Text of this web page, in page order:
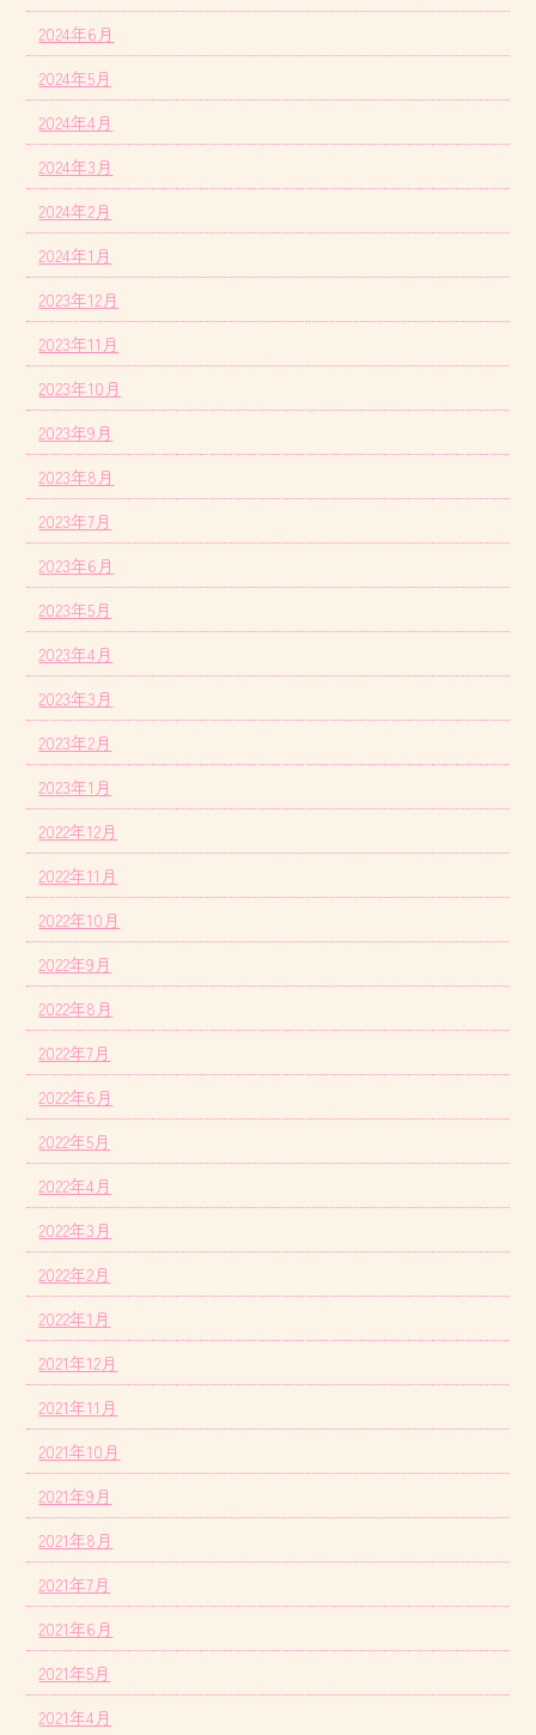
2024年6月
2024年5月
2024年4月
2024年3月
2024年2月
2024年1月
2023年12月
2023年11月
2023年10月
2023年9月
2023年8月
2023年7月
2023年6月
2023年5月
2023年4月
2023年3月
2023年2月
2023年1月
2022年12月
2022年11月
2022年10月
2022年9月
2022年8月
2022年7月
2022年6月
2022年5月
2022年4月
2022年3月
2022年2月
2022年1月
2021年12月
2021年11月
2021年10月
2021年9月
2021年8月
2021年7月
2021年6月
2021年5月
2021年4月